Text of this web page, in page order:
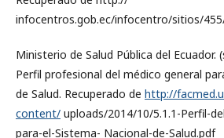
infocentros.gob.ec/infocentro/sitios/
Ministerio de Salud Pública del Ecuador.
Perfil profesional del médico general
de Salud. Recuperado de http://
content/ uploads/2014/10/5.1.1-Perfil-
para-el-Sistema- Nacional-de-Salud.pdf